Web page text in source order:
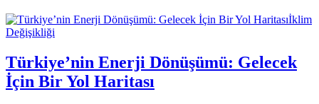
İklim
Değişikliği
Türkiye’nin Enerji Dönüşümü: Gelecek
İçin Bir Yol Haritası